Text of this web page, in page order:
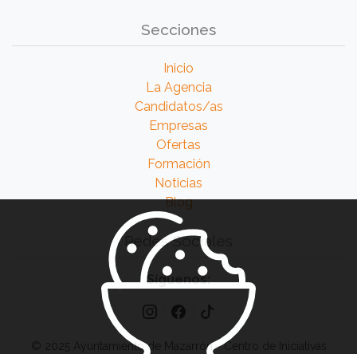
Secciones
Inicio
La Agencia
Candidatos/as
Empresas
Ofertas
Formación
Noticias
Blog
Redes Sociales
Síguenos:
© 2025 Ayuntamiento de Mazarrón - Centro de Iniciativas